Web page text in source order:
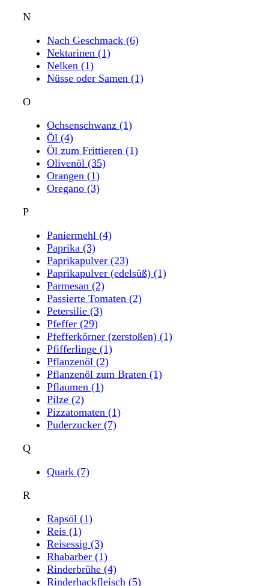
N
Nach Geschmack (6)
Nektarinen (1)
Nelken (1)
Nüsse oder Samen (1)
O
Ochsenschwanz (1)
Öl (4)
Öl zum Frittieren (1)
Olivenöl (35)
Orangen (1)
Oregano (3)
P
Paniermehl (4)
Paprika (3)
Paprikapulver (23)
Paprikapulver (edelsüß) (1)
Parmesan (2)
Passierte Tomaten (2)
Petersilie (3)
Pfeffer (29)
Pfefferkörner (zerstoßen) (1)
Pfifferlinge (1)
Pflanzenöl (2)
Pflanzenöl zum Braten (1)
Pflaumen (1)
Pilze (2)
Pizzatomaten (1)
Puderzucker (7)
Q
Quark (7)
R
Rapsöl (1)
Reis (1)
Reisessig (3)
Rhabarber (1)
Rinderbrühe (4)
Rinderhackfleisch (5)